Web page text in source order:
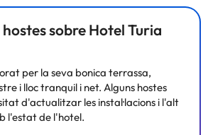
sobre Hotel Turia
per la seva bonica terrassa,
i lloc tranquil i net. Alguns hostes
d'actualitzar les instal·lacions i l'alt
l'estat de l'hotel.